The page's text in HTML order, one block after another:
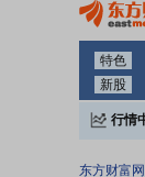
特色
新股
行情
东方财富网